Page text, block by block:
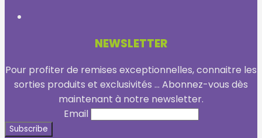
NEWSLETTER
Pour profiter de remises exceptionnelles, connaitre les
sorties produits et exclusivités ... Abonnez-vous dès
maintenant à notre newsletter.
Email